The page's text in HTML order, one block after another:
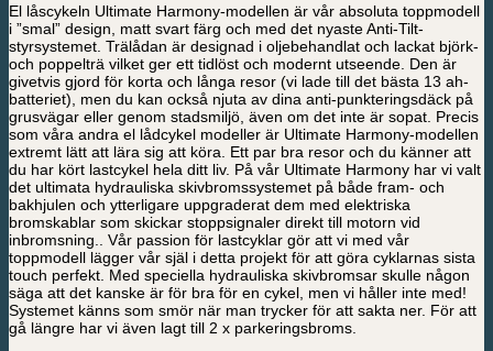
El låscykeln Ultimate Harmony-modellen är vår absoluta toppmodell
i ”smal” design, matt svart färg och med det nyaste Anti-Tilt-
styrsystemet. Trälådan är designad i oljebehandlat och lackat björk-
och poppelträ vilket ger ett tidlöst och modernt utseende. Den är
givetvis gjord för korta och långa resor (vi lade till det bästa 13 ah-
batteriet), men du kan också njuta av dina anti-punkteringsdäck på
grusvägar eller genom stadsmiljö, även om det inte är sopat. Precis
som våra andra el lådcykel modeller är Ultimate Harmony-modellen
extremt lätt att lära sig att köra. Ett par bra resor och du känner att
du har kört lastcykel hela ditt liv. På vår Ultimate Harmony har vi valt
det ultimata hydrauliska skivbromssystemet på både fram- och
bakhjulen och ytterligare uppgraderat dem med elektriska
bromskablar som skickar stoppsignaler direkt till motorn vid
inbromsning.. Vår passion för lastcyklar gör att vi med vår
toppmodell lägger vår själ i detta projekt för att göra cyklarnas sista
touch perfekt. Med speciella hydrauliska skivbromsar skulle någon
säga att det kanske är för bra för en cykel, men vi håller inte med!
Systemet känns som smör när man trycker för att sakta ner. För att
gå längre har vi även lagt till 2 x parkeringsbroms.